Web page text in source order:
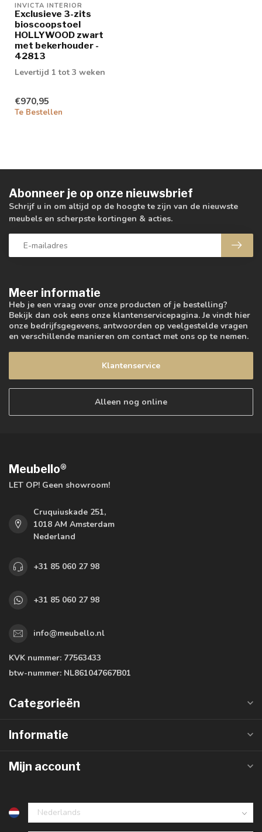
INVICTA INTERIOR
Exclusieve 3-zits
bioscoopstoel
HOLLYWOOD zwart
met bekerhouder -
42813
Levertijd 1 tot 3 weken
€970,95
Te Bestellen
Meer informatie
Heb je een vraag over onze producten of je bestelling?
Bekijk dan ook eens onze klantenservicepagina. Je vindt hier
onze bedrijfsgegevens, antwoorden op veelgestelde vragen
en verschillende manieren om contact met ons op te nemen.
Klantenservice
Alleen nog online
Abonneer je op onze nieuwsbrief
Schrijf u in om altijd op de hoogte te zijn van de nieuwste
meubels en scherpste kortingen & acties.
Meubello®
LET OP! Geen showroom!
Cruquiuskade 251,
1018 AM Amsterdam
Nederland
+31 85 060 27 98
+31 85 060 27 98
info@meubello.nl
KVK nummer: 77563433
btw-nummer: NL861047667B01
Categorieën
Informatie
Mijn account